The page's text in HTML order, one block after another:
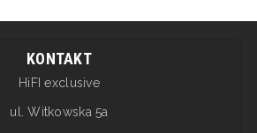
KONTAKT
HiFI exclusive
ul. Witkowska 5a